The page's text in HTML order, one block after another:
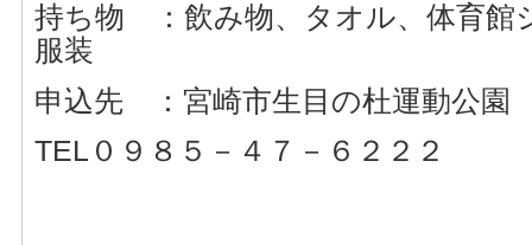
持ち物 ：飲み物、タオル、体育館
服装
申込先 ：宮崎市生目の杜運動公園
TEL０９８５－４７－６２２２